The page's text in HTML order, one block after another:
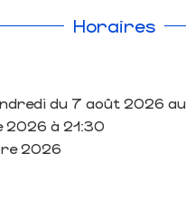
Horaires
du 7 août 2026 au
2026 à 21:30
2026